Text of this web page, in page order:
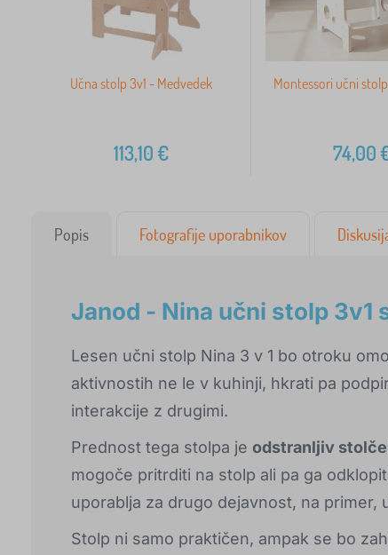
Učna stolp 3v1 - Medvedek
113,10€
Montessori učni
74,00
Popis Fotografije uporabnikov
Janod - Nina učni stolp 3v1
Lesen učni stolp Nina 3 v 1 bo otroku
aktivnostih ne le v kuhinji, hkrati pa
interakcije z drugimi.
Prednost tega stolpa je odstranljiv
mogoče pritrditi na stolp ali pa ga
uporablja za drugo dejavnost, na
Stolp ni samo praktičen, ampak se bo